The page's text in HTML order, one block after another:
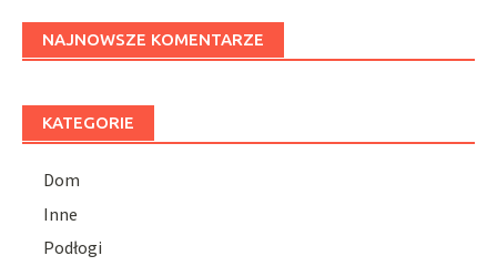
NAJNOWSZE KOMENTARZE
KATEGORIE
Dom
Inne
Podłogi